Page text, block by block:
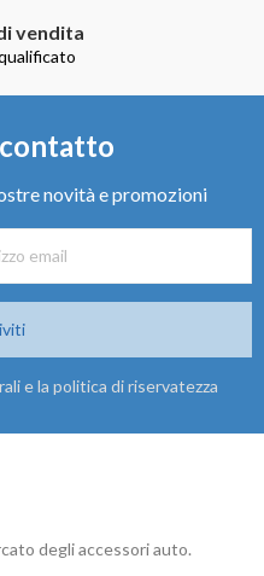
vendita
novità e promozioni
e la politica di riservatezza
degli accessori auto.